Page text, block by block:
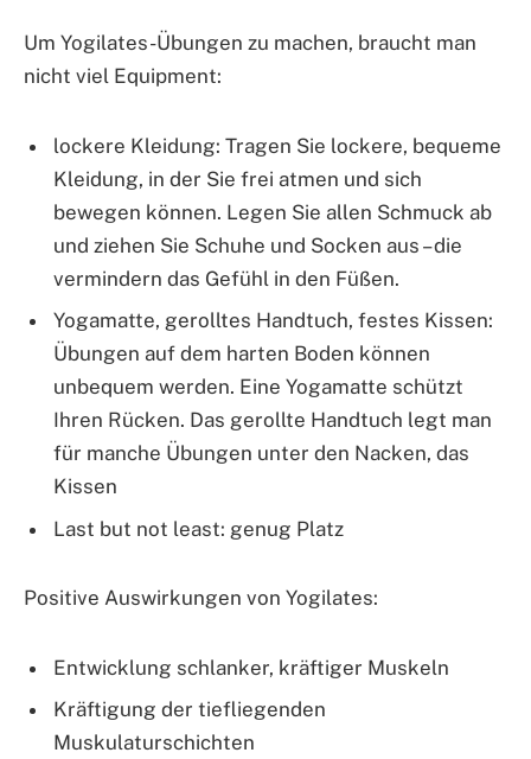
Um Yogilates-Übungen zu machen, braucht man
nicht viel Equipment:
lockere Kleidung: Tragen Sie lockere, bequeme
Kleidung, in der Sie frei atmen und sich
bewegen können. Legen Sie allen Schmuck ab
und ziehen Sie Schuhe und Socken aus – die
vermindern das Gefühl in den Füßen.
Yogamatte, gerolltes Handtuch, festes Kissen:
Übungen auf dem harten Boden können
unbequem werden. Eine Yogamatte schützt
Ihren Rücken. Das gerollte Handtuch legt man
für manche Übungen unter den Nacken, das
Kissen
Last but not least: genug Platz
Positive Auswirkungen von Yogilates:
Entwicklung schlanker, kräftiger Muskeln
Kräftigung der tiefliegenden
Muskulaturschichten